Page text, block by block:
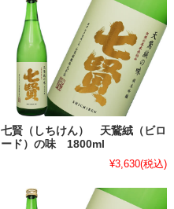
七賢（しちけん） 天鵞絨（ビロ
ード）の味 1800ml
¥3,630(税込)